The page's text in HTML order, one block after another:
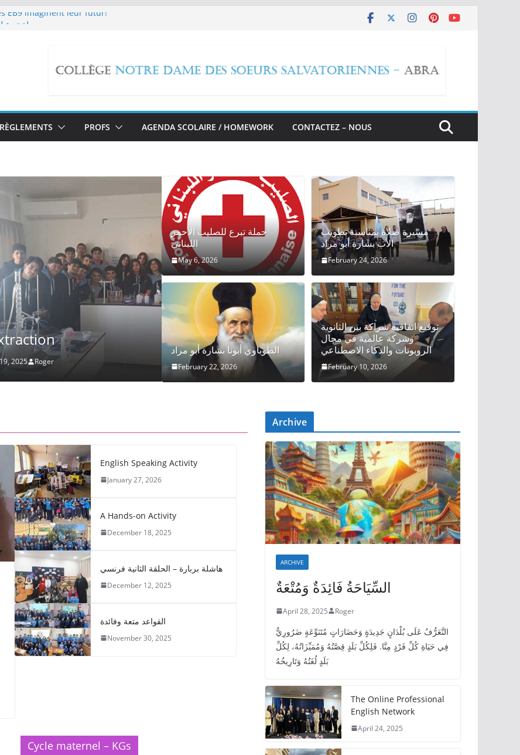
EB9 imaginent leur futur!
معرض لأبحاث طلاب
RÈGLEMENTS PROFS AGENDA SCOLAIRE / HOMEWORK CONTACTEZ – NOUS
Exploring the DNA Structure
November 14, 2025 Roger
حملة تبرع للصليب الأحمر
اللبناني
May 6, 2026
مسيرة صلاة بمناسبة تطويب
الأب بشارة أبو مراد
February 24, 2026
الطوباوي أبونا بشارة أبو مراد
February 22, 2026
توقيع اتفاقية شراكة بين الثانوية
وشركة عالمية في مجال
الروبوتات والذكاء الاصطناعي
February 10, 2026
English Speaking Activity
January 27, 2026
A Hands-on Activity
December 18, 2025
هاشلة بربارة – الحلقة الثانية فرنسي
December 12, 2025
القواعد متعة وفائدة
November 30, 2025
Cycle maternel – KGs
Archive
ARCHIVE
السِّيَاحَةُ فَائِدَةٌ وَمُتْعَةٌ
April 28, 2025 Roger
التَّعَرُّفُ عَلَى بُلْدَانٍ جَدِيدَةٍ وَحَضَارَاتٍ مُتَنَوِّعَةٍ ضَرُورِيٌّ
فِي حَيَاةِ كُلِّ فَرْدٍ مِنَّا. فَلِكُلِّ بَلَدٍ قِصَّتُهُ وَمُمَيِّزَاتُهُ، لِكُلِّ
بَلَدٍ لُغَتُهُ وَتَارِيخُهُ
The Online Professional
English Network
April 24, 2025